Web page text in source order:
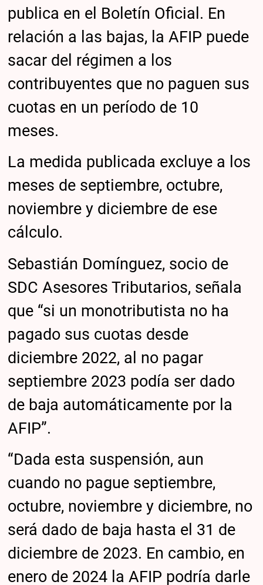
publica en el Boletín Oficial. En
relación a las bajas, la AFIP puede
sacar del régimen a los
contribuyentes que no paguen sus
cuotas en un período de 10
meses.
La medida publicada excluye a los
meses de septiembre, octubre,
noviembre y diciembre de ese
cálculo.
Sebastián Domínguez, socio de
SDC Asesores Tributarios, señala
que “si un monotributista no ha
pagado sus cuotas desde
diciembre 2022, al no pagar
septiembre 2023 podía ser dado
de baja automáticamente por la
AFIP”.
“Dada esta suspensión, aun
cuando no pague septiembre,
octubre, noviembre y diciembre, no
será dado de baja hasta el 31 de
diciembre de 2023. En cambio, en
enero de 2024 la AFIP podría darle